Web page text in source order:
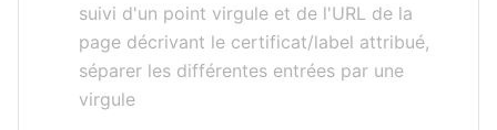
suivi d'un point virgule et de l'URL de la
page décrivant le certificat/label attribué,
séparer les différentes entrées par une
virgule